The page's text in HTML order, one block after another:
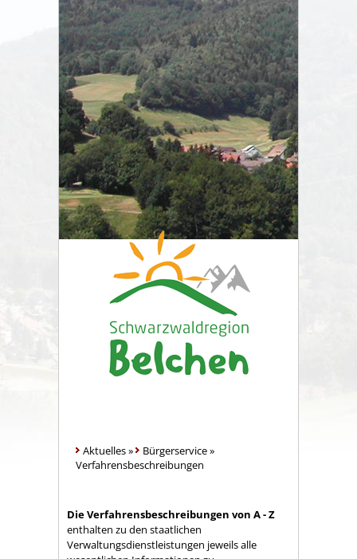
Aktuelles» Bürgerservice»
Verfahrensbeschreibungen
Die Verfahrensbeschreibungen von A - Z
enthalten zu den staatlichen
Verwaltungsdienstleistungen jeweils alle